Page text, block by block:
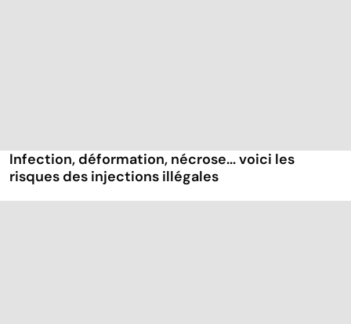
Infection, déformation, nécrose... voici les
risques des injections illégales